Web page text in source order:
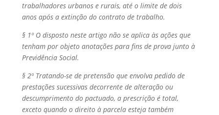
trabalhadores urbanos e rurais, até o limite de dois
anos após a extinção do contrato de trabalho.
§ 1º O disposto neste artigo não se aplica às ações que
tenham por objeto anotações para fins de prova junto à
Previdência Social.
§ 2º Tratando-se de pretensão que envolva pedido de
prestações sucessivas decorrente de alteração ou
descumprimento do pactuado, a prescrição é total,
exceto quando o direito à parcela esteja também